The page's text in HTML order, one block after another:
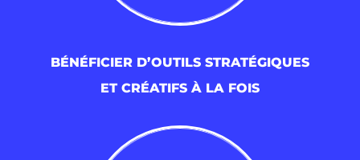
BÉNÉFICIER D’OUTILS STRATÉGIQUES
ET CRÉATIFS À LA FOIS